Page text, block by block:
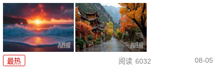
最热 阅读 6032 08-05